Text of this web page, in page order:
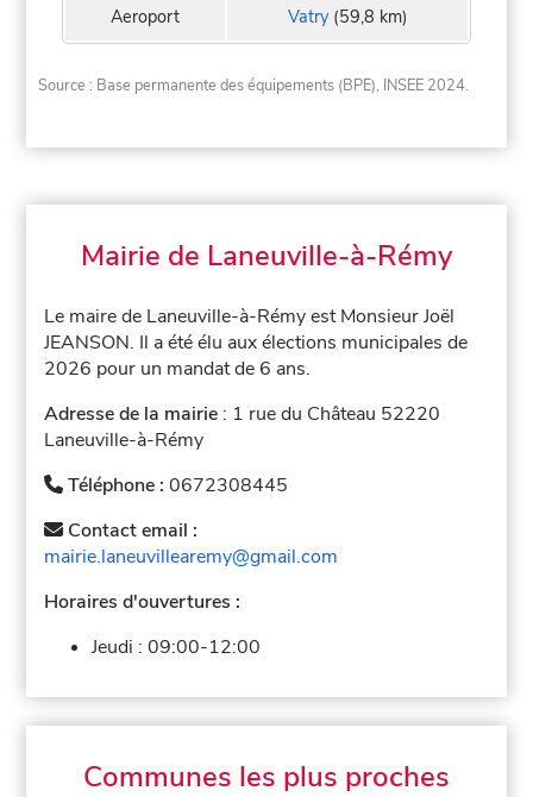
Aeroport Vatry(59,8 km)
Source : Base permanente des équipements (BPE), INSEE 2024.
Mairie de Laneuville-à-Rémy
Le maire de Laneuville-à-Rémy est Monsieur Joël
JEANSON. Il a été élu aux élections municipales de
2026 pour un mandat de 6 ans.
Adresse de la mairie : 1 rue du Château 52220
Laneuville-à-Rémy
Téléphone :0672308445
Contact email :
mairie.laneuvillearemy@gmail.com
Horaires d'ouvertures :
Jeudi :09:00-12:00
Communes les plus proches